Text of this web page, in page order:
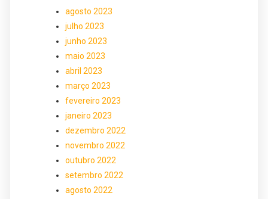
agosto 2023
julho 2023
junho 2023
maio 2023
abril 2023
março 2023
fevereiro 2023
janeiro 2023
dezembro 2022
novembro 2022
outubro 2022
setembro 2022
agosto 2022